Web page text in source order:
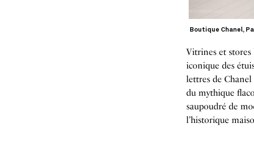
Boutique Chanel,
Vitrines et stores
iconique des
lettres de
du mythique
saupoudré de
l’historique